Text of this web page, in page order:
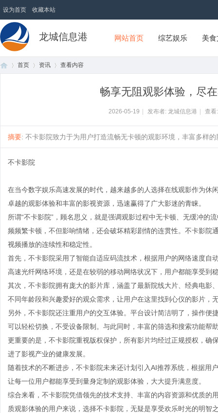
设为首页 收藏本站
龙城信息港 网站首页 综艺娱乐 美
首页 资讯 查看内容
畅享无阻观影体验，尽
2026-05-19 发布者: 龙城信息港 查
摘要: 不卡影院致力于为用户打造流畅无卡顿的观影环境，丰富多样
不卡影院
在当今数字娱乐高速发展的时代，越来越多的人选择在线观影作为休
卓越的观影体验和丰富的影视资源，迅速赢得了广大影迷的青睐。
所谓“不卡影院”，顾名思义，就是强调观影过程中无卡顿、无缓冲的
频频繁卡顿，不但影响情绪，还会破坏精彩剧情的连贯性。不卡影院
视频播放的连续性和稳定性。
首先，不卡影院采用了智能自适应码流技术，根据用户的网络速度自
高速光纤网络环境，还是在较弱的移动网络状况下，用户都能享受到
其次，不卡影院拥有庞大的影片库，涵盖了最新院线大片、经典电影
不同年龄段和兴趣爱好的观众需求，让用户在这里找到心仪的影片，
另外，不卡影院还注重用户的交互体验。平台设计简洁明了，操作
可以轻松切换，不受设备限制。与此同时，丰富的筛选和搜索功能帮
更重要的是，不卡影院重视版权保护，所有影片均经过正规授权，确
进了影视产业的健康发展。
随着技术的不断进步，不卡影院未来还计划引入AI推荐系统，根据用
让每一位用户都能享受到量身定制的观影体验，大大提升满意度。
综合来看，不卡影院凭借领先的技术支持、丰富的内容资源和优质的
质观影体验的用户来说，选择不卡影院，无疑是享受欢乐时光的明智